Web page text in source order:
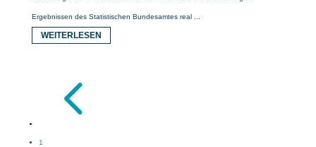
Ergebnissen des Statistischen Bundesamtes real ...
WEITERLESEN
4
1